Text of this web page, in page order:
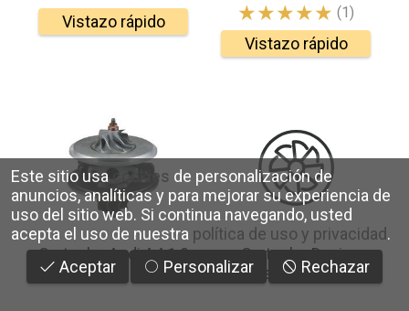
Vistazo rápido (1)
Vistazo rápido
Cartucho Audi A4 1.9
TDI
Cartucho Dacia
Duster 1.5 DCI
Este sitio usa cookies de personalización de
anuncios, analíticas y para mejorar su experiencia de
uso del sitio web. Si continua navegando, usted
acepta el uso de nuestra política de uso y privacidad.
Aceptar
Personalizar Rechazar